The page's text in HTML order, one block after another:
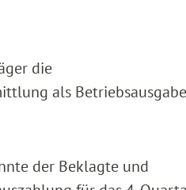
die
als
der Beklagte und